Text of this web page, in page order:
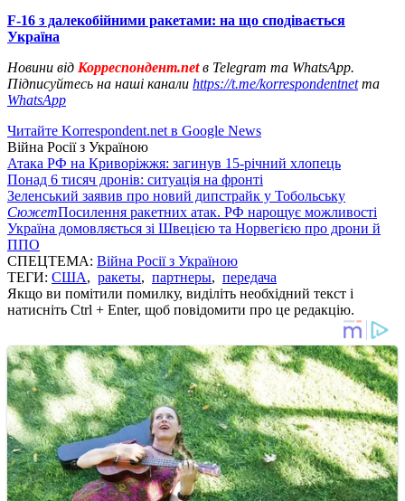
F-16 з далекобійними ракетами: на що сподівається
Україна
Новини від Корреспондент.netв Telegram та WhatsApp.
Підписуйтесь на наші канали https://t.me/korrespondentnetта
WhatsApp
Читайте Korrespondent.net в Google News
Війна Росії з Україною
Атака РФ на Криворіжжя: загинув 15-річний хлопець
Понад 6 тисяч дронів: ситуація на фронті
Зеленський заявив про новий дипстрайк у Тобольську
СюжетПосилення ракетних атак. РФ нарощує можливості
Україна домовляється зі Швецією та Норвегією про дрони й
ППО
СПЕЦТЕМА: Війна Росії з Україною
ТЕГИ: США, ракеты, партнеры, передача
Якщо ви помітили помилку, виділіть необхідний текст і
натисніть Ctrl + Enter, щоб повідомити про це редакцію.